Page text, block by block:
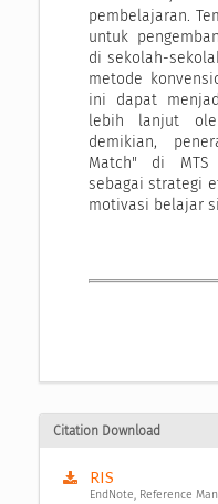
pembelajaran.
untuk
di sekolah-
metode
ini dapat
lebih lanjut
demikian,
Match" di MTS
sebagai strategi
motivasi belajar
Citation Download
RIS
EndNote, Reference